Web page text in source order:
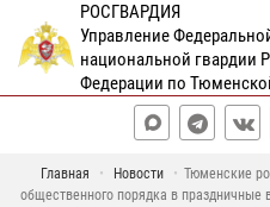
РОСГВАРДИЯ
Управление
национальной гвардии
Федерации по
Главная Новости
Тюменские
общественного порядка в